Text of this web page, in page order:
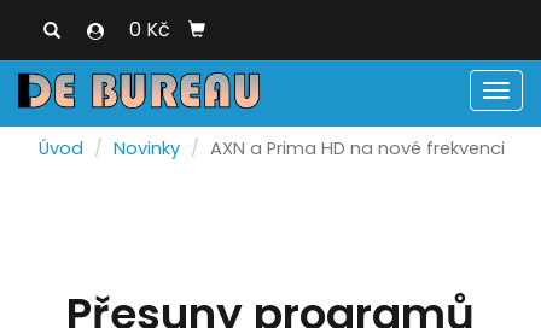
0 Kč
Úvod Novinky AXN a Prima HD na nové frekvenci
Přesuny programů